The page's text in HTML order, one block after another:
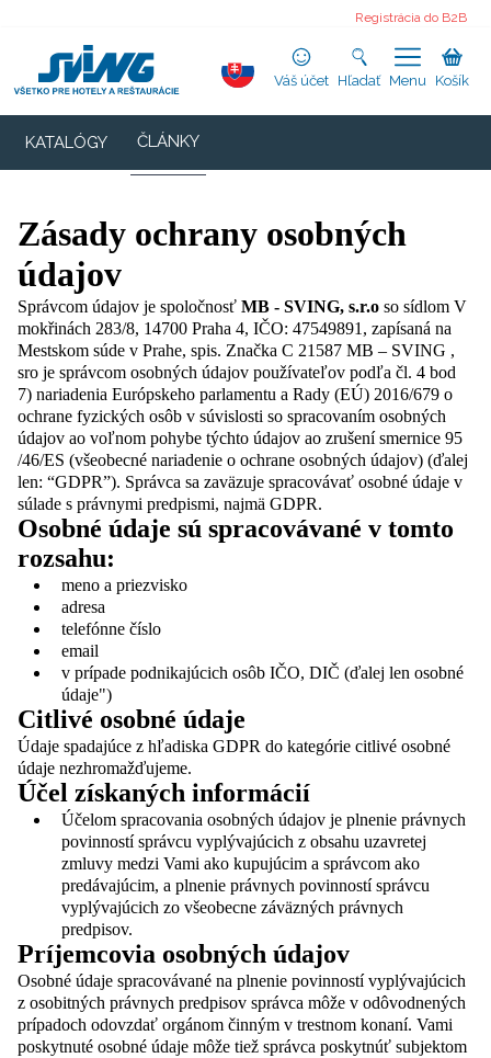
Registrácia do B2B
Váš účet Hľadať Menu Košík
KATALÓGY ČLÁNKY
Zásady ochrany osobných
údajov
Správcom údajov je spoločnosť MB - SVING, s.r.o so sídlom V
mokřinách 283/8, 14700 Praha 4, IČO: 47549891, zapísaná na
Mestskom súde v Prahe, spis. Značka C 21587 MB – SVING ,
sro je správcom osobných údajov používateľov podľa čl. 4 bod
7) nariadenia Európskeho parlamentu a Rady (EÚ) 2016/679 o
ochrane fyzických osôb v súvislosti so spracovaním osobných
údajov ao voľnom pohybe týchto údajov ao zrušení smernice 95
/46/ES (všeobecné nariadenie o ochrane osobných údajov) (ďalej
len: “GDPR”). Správca sa zaväzuje spracovávať osobné údaje v
súlade s právnymi predpismi, najmä GDPR.
Osobné údaje sú spracovávané v tomto
rozsahu:
meno a priezvisko
adresa
telefónne číslo
email
v prípade podnikajúcich osôb IČO, DIČ (ďalej len osobné
údaje")
Citlivé osobné údaje
Údaje spadajúce z hľadiska GDPR do kategórie citlivé osobné
údaje nezhromažďujeme.
Účel získaných informácií
Účelom spracovania osobných údajov je plnenie právnych
povinností správcu vyplývajúcich z obsahu uzavretej
zmluvy medzi Vami ako kupujúcim a správcom ako
predávajúcim, a plnenie právnych povinností správcu
vyplývajúcich zo všeobecne záväzných právnych
predpisov.
Príjemcovia osobných údajov
Osobné údaje spracovávané na plnenie povinností vyplývajúcich
z osobitných právnych predpisov správca môže v odôvodnených
prípadoch odovzdať orgánom činným v trestnom konaní. Vami
poskytnuté osobné údaje môže tiež správca poskytnúť subjektom